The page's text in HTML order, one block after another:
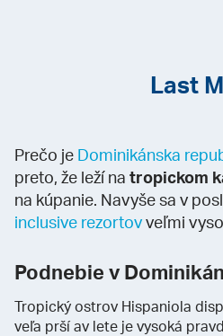
Last
Prečo je Dominikánska
preto, že leží na tropickom
na kúpanie. Navyše sa v
inclusive rezortovveľmi
Podnebie v
Tropický ostrov Hispaniola
veľa prší av lete je vysoká